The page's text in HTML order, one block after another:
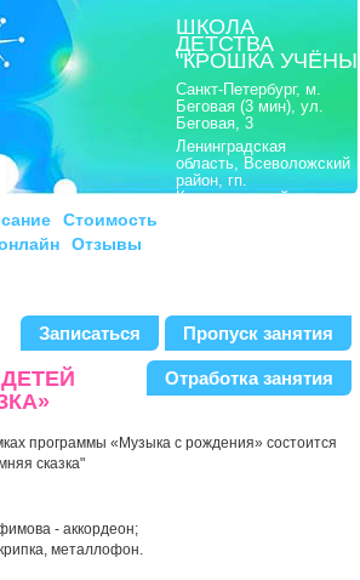
ШКОЛА
ДЕТСТВА
"КРОШКА
Санкт-Петербург, м.
Беговая (3 мин), ул.
Беговая, 3
Ленинградская
область, Всеволожский
район, гп.
Кузьмоловский,
Стоимость
Отзывы
Пропуск занятия
Записаться
Отработка занятия
программы «Музыка с рождения» состоится
сказка"
- аккордеон;
металлофон.